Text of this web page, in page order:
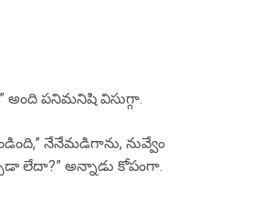
అంది పనిమనిషి విసుగ్గా.
నేనేమడిగాను, నువ్వేం
లేదా?” అన్నాడు కోపంగా.